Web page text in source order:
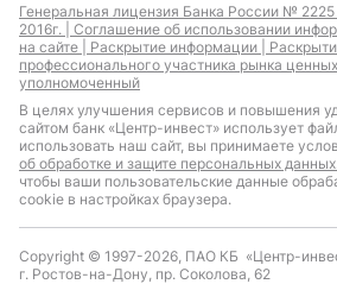
Генеральная лицензия Банка России № 2225
2016г. | Соглашение об использовании
на сайте | Раскрытие информации |
профессионального участника рынка
уполномоченный
В целях улучшения сервисов и повышения
сайтом банк «Центр-инвест» использует
использовать наш сайт, вы принимаете
об обработке и защите персональных данных.
чтобы ваши пользовательские данные
cookie в настройках браузера.
Copyright © 1997-2026, ПАО КБ «Центр-
г. Ростов-на-Дону, пр. Соколова, 62